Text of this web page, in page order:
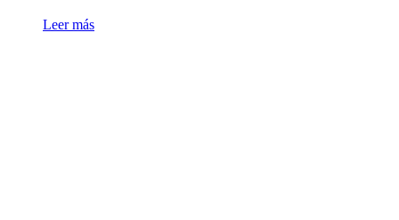
Leer más